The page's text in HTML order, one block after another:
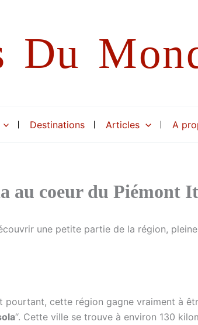
Du
Destinations Articles A
au coeur du Piémont
une petite partie de la région,
pourtant, cette région gagne vraiment à
“. Cette ville se trouve à environ 130